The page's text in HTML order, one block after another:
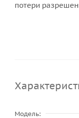
потери
Модель